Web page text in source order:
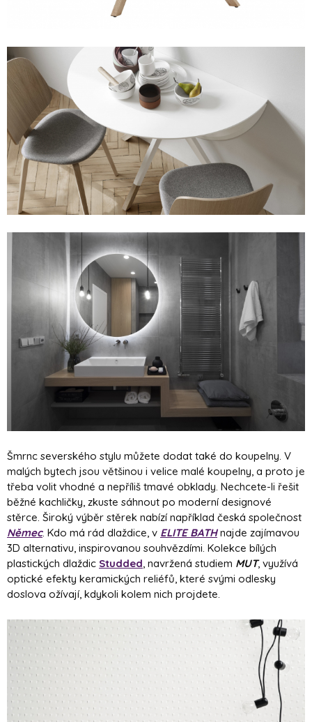
Šmrnc severského stylu můžete dodat také do koupelny. V
malých bytech jsou většinou i velice malé koupelny, a proto je
třeba volit vhodné a nepříliš tmavé obklady. Nechcete-li řešit
běžné kachličky, zkuste sáhnout po moderní designové
stěrce. Široký výběr stěrek nabízí například česká společnost
Němec. Kdo má rád dlaždice, v ELITE BATHnajde zajímavou
3D alternativu, inspirovanou souhvězdími. Kolekce bílých
plastických dlaždic Studded, navržená studiem MUT, využívá
optické efekty keramických reliéfů, které svými odlesky
doslova ožívají, kdykoli kolem nich projdete.